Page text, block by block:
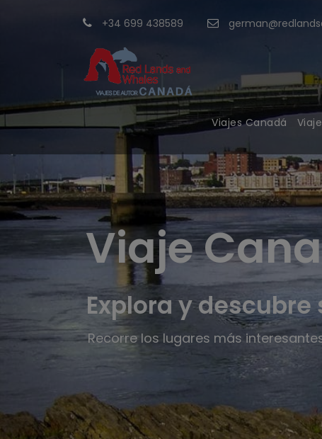
+34 699 438589
Viajes Canadá
Viaje
Explora y
Recorre los lugares más